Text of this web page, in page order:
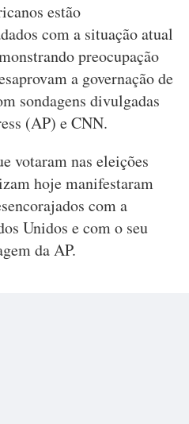
estão
com a situação atual
preocupação
a governação de
sondagens divulgadas
(AP) e CNN.
votaram nas eleições
hoje manifestaram
com a
Unidos e com o seu
da AP.